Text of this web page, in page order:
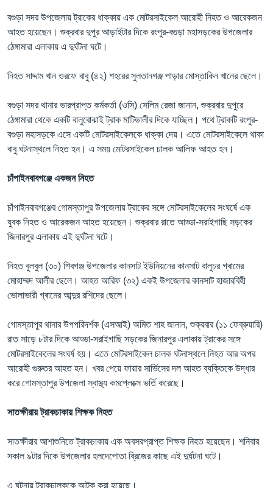
বগুড়া সদর উপজেলায় ট্রাকের ধাক্কায় এক মোটরসাইকেল আরোহী নিহত ও আরেকজন
আহত হয়েছেন। শুক্রবার দুপুর আড়াইটার দিকে রংপুর-বগুড়া মহাসড়কের উপজেলার
ঠেঙ্গামারা এলাকায় এ দুর্ঘটনা ঘটে।
নিহত সাদ্দাম খান ওরফে বাবু (৪২) শহরের সুলতানগঞ্জ পাড়ার মোস্তাকিন খানের ছেলে।
বগুড়া সদর থানার ভারপ্রাপ্ত কর্মকর্তা (ওসি) সেলিম রেজা জানান, শুক্রবার দুপুরে
ঠেঙ্গামারা থেকে একটি বালুবোঝাই ট্রাক মাটিডালীর দিকে যাচ্ছিল। পথে ট্রাকটি রংপুর-
বগুড়া মহাসড়কে এসে একটি মোটরসাইকেলকে ধাক্কা দেয়। এতে মোটরসাইকেলে থাকা
বাবু ঘটনাস্থলে নিহত হন। এ সময় মোটরসাইকেল চালক আলিফ আহত হন।
চাঁপাইনবাবগঞ্জে একজন নিহত
চাঁপাইনবাবগঞ্জের গোমস্তাপুর উপজেলায় ট্রাকের সঙ্গে মোটরসাইকেলের সংঘর্ষে এক
যুবক নিহত ও আরেকজন আহত হয়েছেন। শুক্রবার রাতে আড্ডা-সরাইগাছি সড়কের
জিনারপুর এলাকায় এই দুর্ঘটনা ঘটে।
নিহত বুলবুল (৩০) শিবগঞ্জ উপজেলার কানসাট ইউনিয়নের কানসাট বালুচর গ্ৰামের
মোহাম্মদ আলীর ছেলে। আহত আরিফ (৩২) একই উপজেলার কানসাট হাজারবিহী
ভোলাভারী গ্ৰামের আব্দুর রশিদের ছেলে।
গোমস্তাপুর থানার উপপরিদর্শক (এসআই) অমিত শাহ জানান, শুক্রবার (১১ ফেব্রুয়ারি)
রাত সাড়ে ৮টার দিকে আড্ডা-সরাইগাছি সড়কের জিনারপুর এলাকায় ট্রাকের সঙ্গে
মোটরসাইকেলের সংঘর্ষ হয়। এতে মোটরসাইকেল চালক ঘটনাস্থলে নিহত আর অপর
আরোহী গুরুতর আহত হন। খবর পেয়ে ফায়ার সার্ভিসের দল আহত ব্যক্তিকে উদ্ধার
করে গোমস্তাপুর উপজেলা স্বাস্থ্য কমপ্লেক্সে ভর্তি করেছে।
সাতক্ষীরায় ট্রাকচাকায় শিক্ষক নিহত
সাতক্ষীরার আশাশুনিতে ট্রাকচাকায় এক অবসরপ্রাপ্ত শিক্ষক নিহত হয়েছেন। শনিবার
সকাল ৯টার দিকে উপজেলার হলদেপোতা ব্রিজের কাছে এই দুর্ঘটনা ঘটে।
এ ঘটনায় ট্রাকচালককে আটক করা হয়েছে।